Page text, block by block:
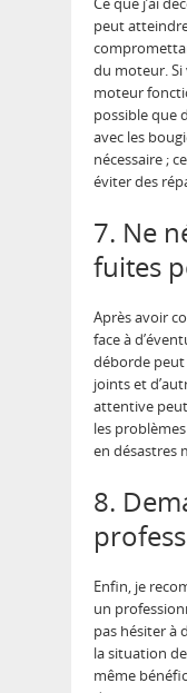
peut
du moteur.
moteur
possible que
avec les
nécessaire ;
éviter des
7. Ne
fuites
Après avoir
face à
déborde peut
joints et
attentive
les
en désastres
8.
Enfin, je
un
pas hésiter à
la situation
même